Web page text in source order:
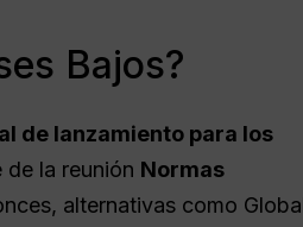
Bajos?
de lanzamiento para los
la reunión Normas
alternativas como